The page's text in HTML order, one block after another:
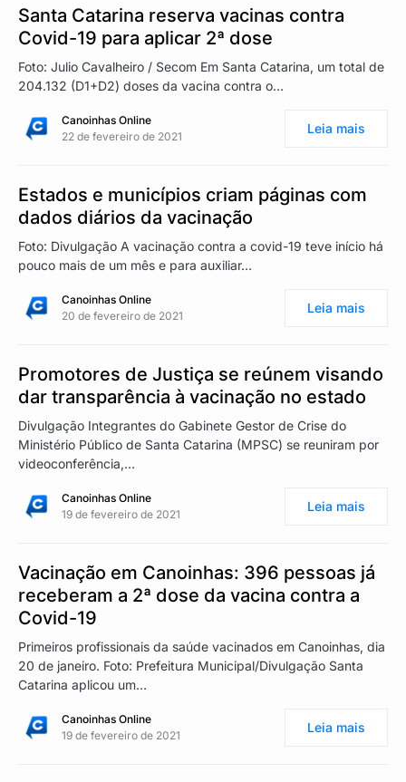
Santa Catarina reserva vacinas contra
Covid-19 para aplicar 2ª dose
Foto: Julio Cavalheiro / Secom Em Santa Catarina, um total de
204.132 (D1+D2) doses da vacina contra o…
Canoinhas Online
22 de fevereiro de 2021
Leia mais
Estados e municípios criam páginas com
dados diários da vacinação
Foto: Divulgação A vacinação contra a covid-19 teve início há
pouco mais de um mês e para auxiliar…
Canoinhas Online
20 de fevereiro de 2021
Leia mais
Promotores de Justiça se reúnem visando
dar transparência à vacinação no estado
Divulgação Integrantes do Gabinete Gestor de Crise do
Ministério Público de Santa Catarina (MPSC) se reuniram por
videoconferência,…
Canoinhas Online
19 de fevereiro de 2021
Leia mais
Vacinação em Canoinhas: 396 pessoas já
receberam a 2ª dose da vacina contra a
Covid-19
Primeiros profissionais da saúde vacinados em Canoinhas, dia
20 de janeiro. Foto: Prefeitura Municipal/Divulgação Santa
Catarina aplicou um…
Canoinhas Online
19 de fevereiro de 2021
Leia mais